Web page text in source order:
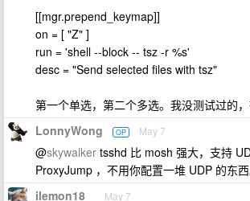
[[mgr.prepend_keymap]]
on = [ "Z" ]
run = 'shell --block -- tsz -r %s'
desc = "Send selected files with tsz"
第一个单选，第二个多选。我没测试过的，
LonnyWong OP May 7
@skywalker tsshd 比 mosh 强大，支持
ProxyJump ，不用你配置一堆 UDP 的东西
ilemon18 May 7